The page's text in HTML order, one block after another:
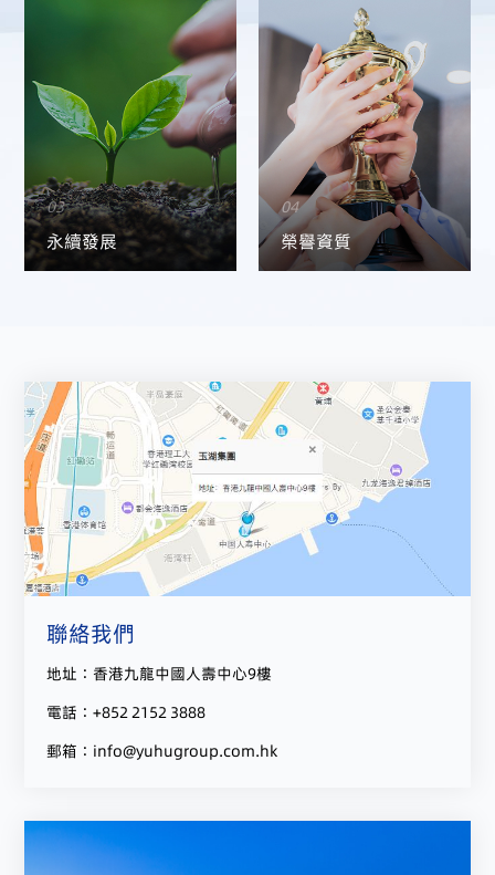
03
永續發展
04
榮譽資質
聯絡我們
地址：香港九龍中國人壽中心9樓
電話：+852 2152 3888
郵箱：info@yuhugroup.com.hk